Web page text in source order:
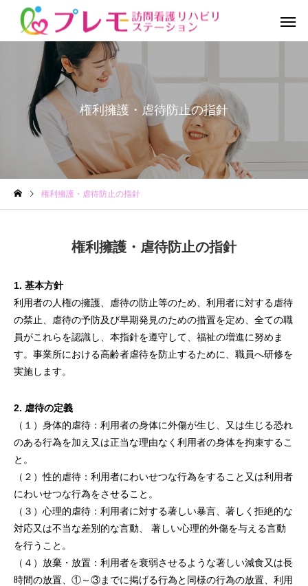
サービス案内 プ
レモの訪問看護
権利擁護・虐待防止の指針
権利擁護・虐待防止の指針
権利擁護・虐待防止の指針
1. 基本方針
利用者の人権の擁護、虐待の防止等のため、利用者に対する虐待
の禁止、虐待の予防及び早期発見のための措置を定め、全ての職
員がこれらを認識し、本指針を遵守して、福祉の増進に努めま
す。事業所における高齢者虐待を防止するために、職員へ研修を
実施します。
2. 虐待の定義
（１）身体的虐待：利用者の身体に外傷が生じ、又は生じる恐れ
のある行為を加え又は正当な理由なく利用者の身体を拘束するこ
と。
（２）性的虐待：利用者にわいせつな行為をすること又は利用者
にわいせつな行為をさせること。
（３）心理的虐待：利用者に対する著しい暴言、著しく拒絶的な
対応又は不当な差別的な言動、 著しい心理的外傷を与える言動
を行うこと。
（４）放棄・放置：利用者を衰弱させるような著しい減食又は長
時間の放置、①～③までに掲げる行為と同様の行為の放置、利用